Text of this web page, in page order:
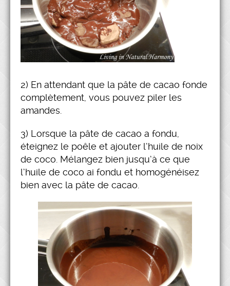
2) En attendant que la pâte de cacao fonde
complètement, vous pouvez piler les
amandes.
3) Lorsque la pâte de cacao a fondu,
éteignez le poêle et ajouter l’huile de noix
de coco. Mélangez bien jusqu’à ce que
l’huile de coco ai fondu et homogénéisez
bien avec la pâte de cacao.